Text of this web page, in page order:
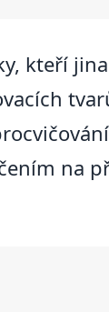
kteří
na